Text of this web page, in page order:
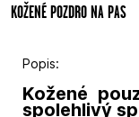
KOŽENÉ POZDRO NA PAS
Popis:
Kožené
spolehlivý